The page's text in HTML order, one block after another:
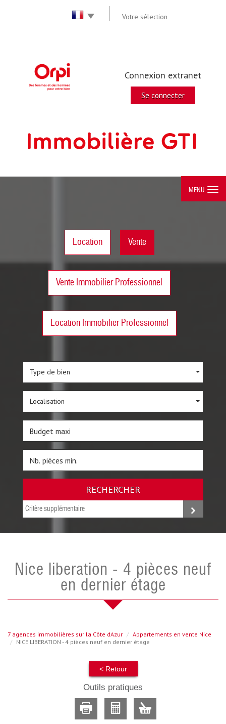
Votre sélection
Connexion extranet
Se connecter
MENU
Location Vente
Vente Immobilier Professionnel
Location Immobilier Professionnel
Type de bien
Localisation
RECHERCHER
Critère supplémentaire
nice liberation - 4 pièces neuf
en dernier étage
7 agences immobilières sur la Côte dAzur
Appartements en vente Nice
NICE LIBERATION - 4 pièces neuf en dernier étage
< Retour
Outils pratiques